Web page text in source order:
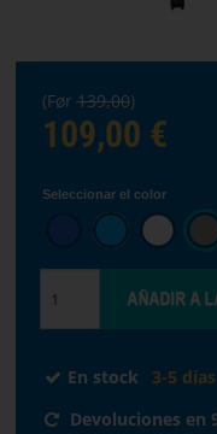
CONDICIONES
(Før139,00)
109,00 €
Seleccionar el color
En stock
3-5
Devoluciones en